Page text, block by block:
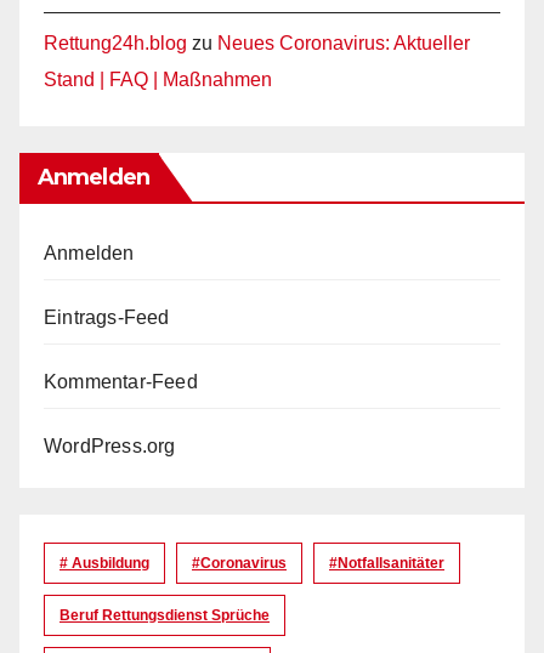
Rettung24h.blog zu Neues Coronavirus: Aktueller
Stand | FAQ | Maßnahmen
Anmelden
Anmelden
Eintrags-Feed
Kommentar-Feed
WordPress.org
# Ausbildung #coronavirus #Notfallsanitäter
Beruf Rettungsdienst Sprüche